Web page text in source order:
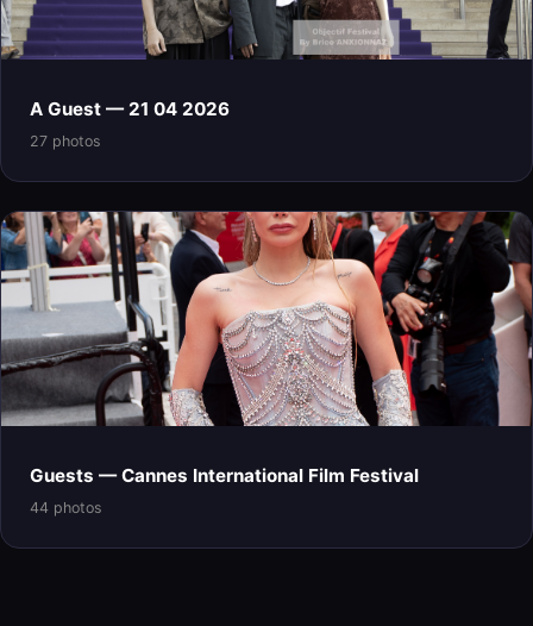
A Guest — 21 04 2026
27 photos
Guests — Cannes International Film Festival
44 photos